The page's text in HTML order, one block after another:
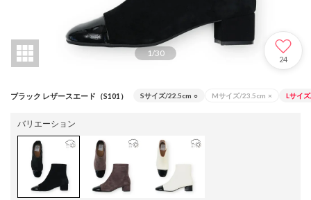
1/30
24
ブラック レザースエード（S101） Sサイズ/22.5cm ○ Mサイズ/23.5cm × Lサイ
バリエーション